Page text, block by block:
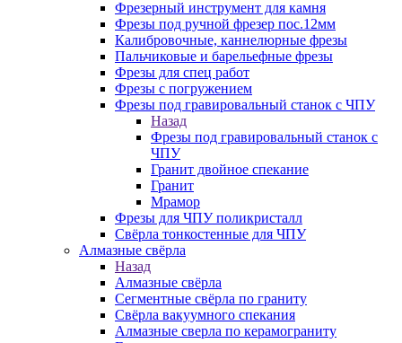
Фрезерный инструмент для камня
Фрезы под ручной фрезер пос.12мм
Калибровочные, каннелюрные фрезы
Пальчиковые и барельефные фрезы
Фрезы для спец работ
Фрезы с погружением
Фрезы под гравировальный станок с ЧПУ
Назад
Фрезы под гравировальный станок с
ЧПУ
Гранит двойное спекание
Гранит
Мрамор
Фрезы для ЧПУ поликристалл
Свёрла тонкостенные для ЧПУ
Алмазные свёрла
Назад
Алмазные свёрла
Сегментные свёрла по граниту
Свёрла вакуумного спекания
Алмазные сверла по керамограниту